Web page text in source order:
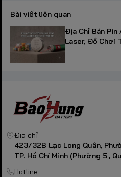
Bài viết liên quan
Địa Chỉ Bán Pin
Laser, Đồ Chơi
Địa chỉ
423/32B Lạc Long Quân,
TP. Hồ Chí Minh (Phường 5 ,
Hotline